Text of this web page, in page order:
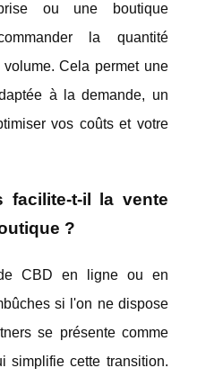
ou une boutique
la quantité
Cela permet une
à la demande, un
vos coûts et votre
facilite-t-il la vente
?
CBD en ligne ou en
si l'on ne dispose
se présente comme
simplifie cette transition.